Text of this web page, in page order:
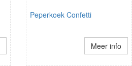
Peperkoek Confetti
Meer info